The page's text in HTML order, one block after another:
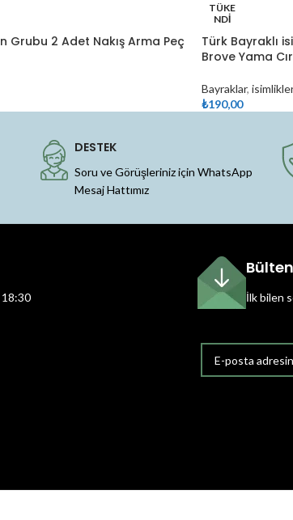
Grubu 2 Adet Nakış Arma Peç
TÜKE
NDI
Türk Bayraklı
Brove Yama
Bayraklar,
₺190,00
DESTEK
Soru ve Görüşleriniz için WhatsApp
Mesaj Hattımız
18:30
İlk bilen